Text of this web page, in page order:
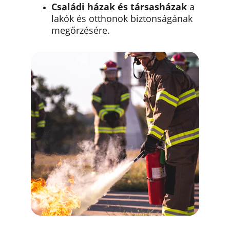
Családi házak és társasházak a
lakók és otthonok biztonságának
megőrzésére.